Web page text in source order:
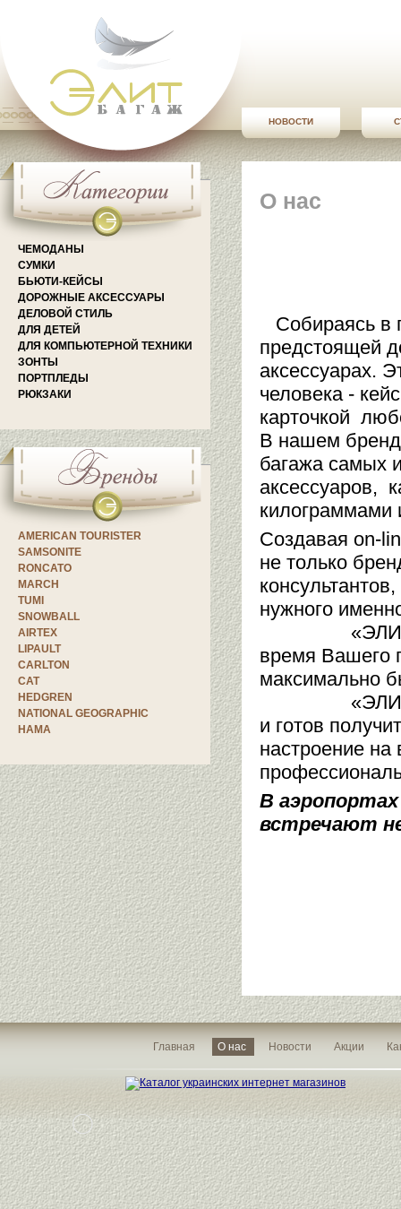
НОВОСТИ
ЧЕМОДАНЫ
СУМКИ
БЬЮТИ-КЕЙСЫ
ДОРОЖНЫЕ АКСЕССУАРЫ
ДЕЛОВОЙ СТИЛЬ
ДЛЯ ДЕТЕЙ
ДЛЯ КОМПЬЮТЕРНОЙ ТЕХНИКИ
ЗОНТЫ
ПОРТПЛЕДЫ
РЮКЗАКИ
AMERICAN TOURISTER
SAMSONITE
RONCATO
MARCH
TUMI
SNOWBALL
AIRTEX
LIPAULT
CARLTON
CAT
HEDGREN
NATIONAL GEOGRAPHIC
HAMA
О нас
Собираясь в
предстоящей
аксессуарах.
человека -
карточкой
В нашем
багажа самых
аксессуаров,
Создавая on-
не только
нужного
«ЭЛИТ
время Вашего
максимально
«ЭЛИТ
и готов
настроение
В
встречают
Главная О нас Новости Акции